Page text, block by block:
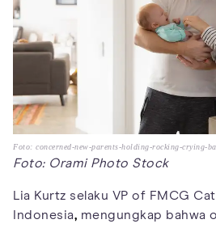
Foto: concerned-new-parents-holding-rocking-crying-
Foto: Orami Photo Stock
Lia Kurtz selaku VP of FMCG
Indonesia, mengungkap bahwa